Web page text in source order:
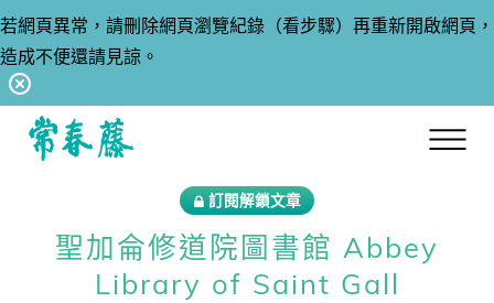
若網頁異常，請刪除網頁瀏覽紀錄（看步驟）再重新開啟網頁，
造成不便還請見諒。
訂閱解鎖文章
聖加侖修道院圖書館 Abbey
Library of Saint Gall